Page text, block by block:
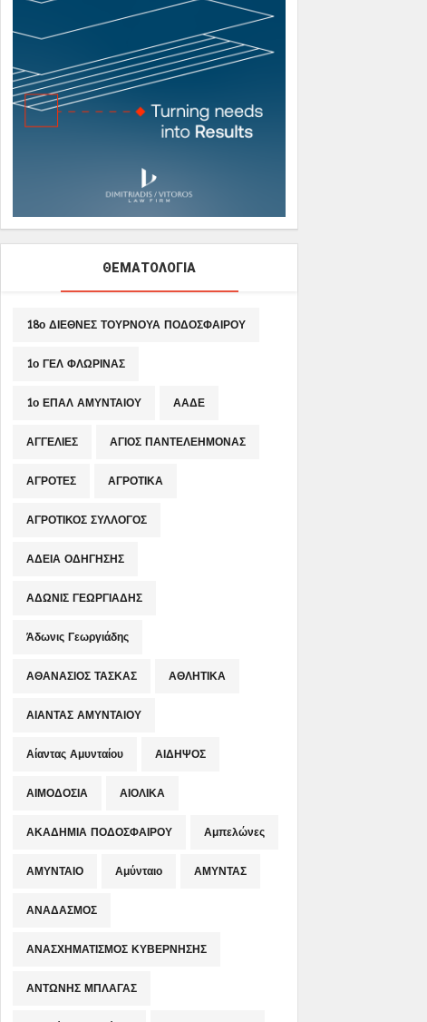
ΘΕΜΑΤΟΛΟΓΙΑ
18ο ΔΙΕΘΝΕΣ ΤΟΥΡΝΟΥΑ ΠΟΔΟΣΦΑΙΡΟΥ
1ο ΓΕΛ ΦΛΩΡΙΝΑΣ
1ο ΕΠΑΛ ΑΜΥΝΤΑΙΟΥ ΑΑΔΕ
ΑΓΓΕΛΙΕΣ ΑΓΙΟΣ ΠΑΝΤΕΛΕΗΜΟΝΑΣ
ΑΓΡΟΤΕΣ ΑΓΡΟΤΙΚΑ
ΑΓΡΟΤΙΚΟΣ ΣΥΛΛΟΓΟΣ
ΑΔΕΙΑ ΟΔΗΓΗΣΗΣ
ΑΔΩΝΙΣ ΓΕΩΡΓΙΑΔΗΣ
Άδωνις Γεωργιάδης
ΑΘΑΝΑΣΙΟΣ ΤΑΣΚΑΣ ΑΘΛΗΤΙΚΑ
ΑΙΑΝΤΑΣ ΑΜΥΝΤΑΙΟΥ
Αίαντας Αμυνταίου ΑΙΔΗΨΟΣ
ΑΙΜΟΔΟΣΙΑ ΑΙΟΛΙΚΑ
ΑΚΑΔΗΜΙΑ ΠΟΔΟΣΦΑΙΡΟΥ Αμπελώνες
ΑΜΥΝΤΑΙΟ Αμύνταιο ΑΜΥΝΤΑΣ
ΑΝΑΔΑΣΜΟΣ
ΑΝΑΣΧΗΜΑΤΙΣΜΟΣ ΚΥΒΕΡΝΗΣΗΣ
ΑΝΤΩΝΗΣ ΜΠΛΑΓΑΣ